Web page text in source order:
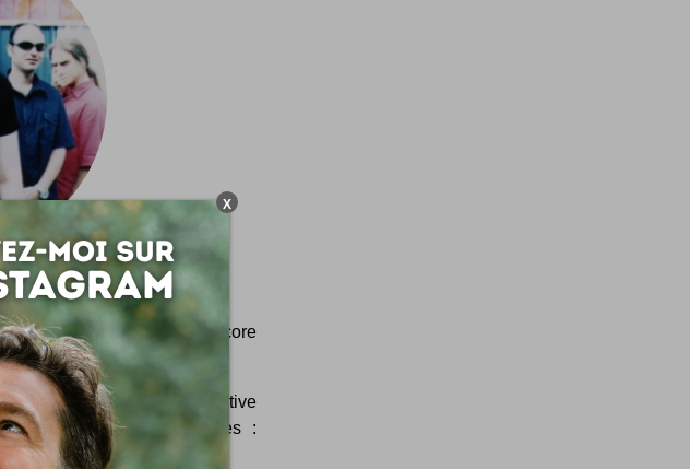
copains twittos, c'est encore
entre mélomanes ?
sur Twitter une petite initiative
pour les livres :
la banalit�...
X